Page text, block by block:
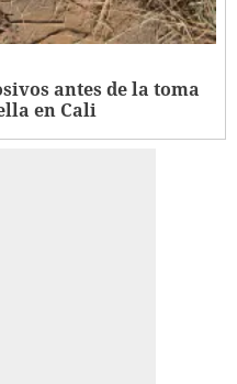
antes de la toma
en Cali